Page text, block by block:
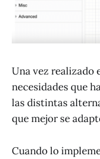
Una vez realizado
necesidades que
las distintas
que mejor se
Cuando lo